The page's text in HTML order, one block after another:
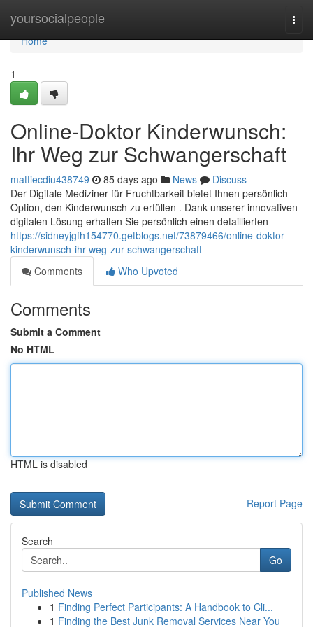
yoursocialpeople
Home
Home
1
Online-Doktor Kinderwunsch:
Ihr Weg zur Schwangerschaft
mattiecdiu438749 85 days ago News
Discuss
Der Digitale Mediziner für Fruchtbarkeit bietet Ihnen persönlich
Option, den Kinderwunsch zu erfüllen . Dank unserer innovativen
digitalen Lösung erhalten Sie persönlich einen detaillierten
https://sidneyjgfh154770.getblogs.net/73879466/online-doktor-
kinderwunsch-ihr-weg-zur-schwangerschaft
Comments
Who Upvoted
Comments
Submit a Comment
No HTML
HTML is disabled
Report Page
Search
Go
Published News
1 Finding Perfect Participants: A Handbook to Cli...
1 Finding the Best Junk Removal Services Near You